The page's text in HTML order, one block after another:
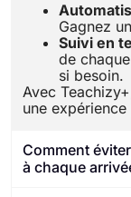
Gagnez
Suivi en
de
si besoin.
Avec
une
Comment
à chaque